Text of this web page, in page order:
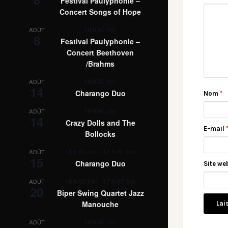
Concert Songs of Hope
AOÛT
8
20 h 00 min
Festival Paulyphonie –
Concert Beethoven
/Brahms
AOÛT
14
18 h 30 min
Charango Duo
AOÛT
14
19 h 00 min
Crazy Dolls and The
Bollocks
AOÛT
15
11 h 00 min - 17 h 00 min
Charango Duo
AOÛT
20
16 h 00 min - 17 h 00 min
Biper Swing Quartet Jazz
Manouche
AOÛT 19 h 30 min
Nom *
E-mail *
Site